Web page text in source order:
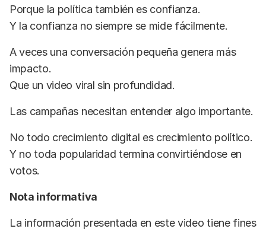
Porque la política también es confianza.
Y la confianza no siempre se mide fácilmente.
A veces una conversación pequeña genera más
impacto.
Que un video viral sin profundidad.
Las campañas necesitan entender algo importante.
No todo crecimiento digital es crecimiento político.
Y no toda popularidad termina convirtiéndose en
votos.
Nota informativa
La información presentada en este video tiene fines